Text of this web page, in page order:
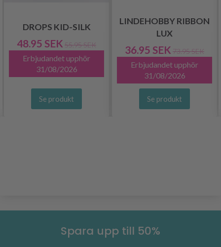
DROPS KID-SILK
48.95 SEK 55.95 SEK
Erbjudandet upphör
31/08/2026
Se produkt
LINDEHOBBY RIBBON
LUX
36.95 SEK 73.95 SEK
Erbjudandet upphör
31/08/2026
Se produkt
Spara upp till 50%